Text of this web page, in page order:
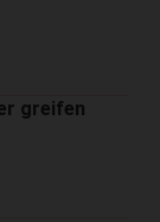
greifen